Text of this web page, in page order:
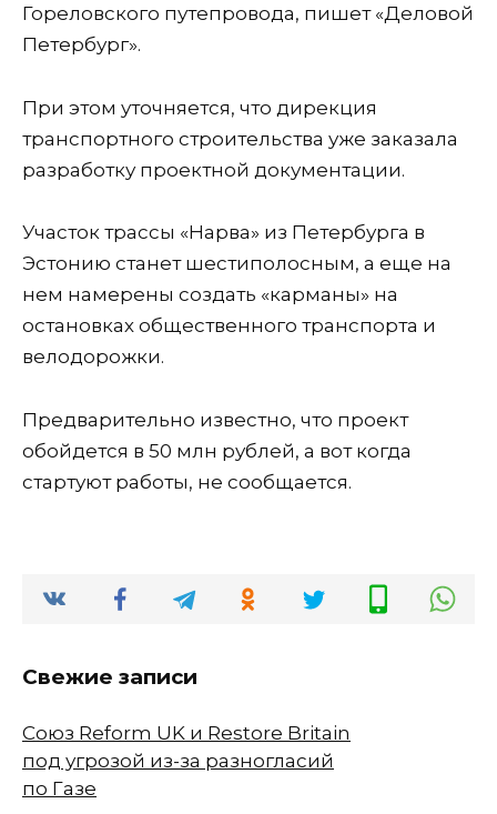
Гореловского путепровода, пишет «Деловой
Петербург».
При этом уточняется, что дирекция
транспортного строительства уже заказала
разработку проектной документации.
Участок трассы «Нарва» из Петербурга в
Эстонию станет шестиполосным, а еще на
нем намерены создать «карманы» на
остановках общественного транспорта и
велодорожки.
Предварительно известно, что проект
обойдется в 50 млн рублей, а вот когда
стартуют работы, не сообщается.
Свежие записи
Союз Reform UK и Restore Britain
под угрозой из-за разногласий
по Газе